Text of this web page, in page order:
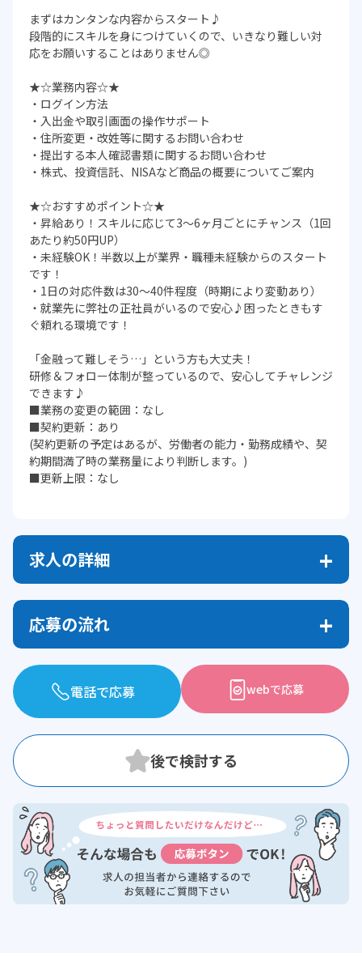
まずはカンタンな内容からスタート♪
段階的にスキルを身につけていくので、いきなり難しい対
応をお願いすることはありません◎
★☆業務内容☆★
・ログイン方法
・入出金や取引画面の操作サポート
・住所変更・改姓等に関するお問い合わせ
・提出する本人確認書類に関するお問い合わせ
・株式、投資信託、NISAなど商品の概要についてご案内
★☆おすすめポイント☆★
・昇給あり！スキルに応じて3～6ヶ月ごとにチャンス（1回
あたり約50円UP）
・未経験OK！半数以上が業界・職種未経験からのスタート
です！
・1日の対応件数は30～40件程度（時期により変動あり）
・就業先に弊社の正社員がいるので安心♪困ったときもす
ぐ頼れる環境です！
「金融って難しそう…」という方も大丈夫！
研修＆フォロー体制が整っているので、安心してチャレンジ
できます♪
■業務の変更の範囲：なし
■契約更新：あり
(契約更新の予定はあるが、労働者の能力・勤務成績や、契
約期間満了時の業務量により判断します。)
■更新上限：なし
求人の詳細
応募の流れ
電話で応募 webで応募